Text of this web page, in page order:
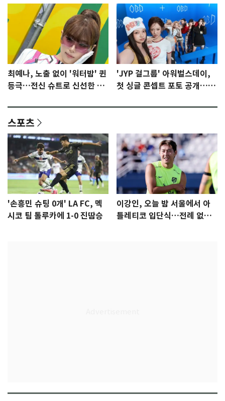
최예나, 노출 없이 '워터밤' 퀸
등극…전신 슈트로 신선한 충
'JYP 걸그룹' 아워벌스데이,
첫 싱글 콘셉트 포토 공개…청
스포츠
'손흥민 슈팅 0개' LA FC, 멕
시코 팀 톨루카에 1-0 진땀승
이강인, 오늘 밤 서울에서 아
틀레티코 입단식…전례 없는